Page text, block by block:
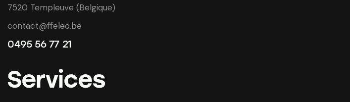
7520 Templeuve (Belgique)
contact@ffelec.be
0495 56 77 21
Services